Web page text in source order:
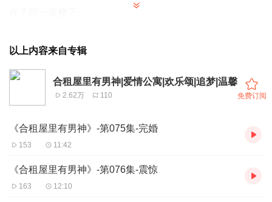
她把啤酒当水喝，他就把她的酒全都藏了起来。
辛雨：“赵路你让我想起一个人。”
赵路眉毛一挑：“谁？”
辛雨：“我爸。”
赵路：“怎么着？要认我做义父？”
辛雨：“想得美！”
【收听专辑，在线爆更】
以上内容来自专辑
合租屋里有男神|爱情公寓|欢乐颂|追梦|温馨
2.62万 110 免费订阅
《合租屋里有男神》-第075集-完婚
153 11:42
《合租屋里有男神》-第076集-震惊
163 12:10